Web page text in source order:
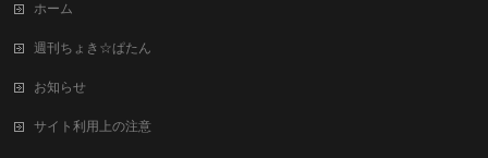
ホーム
週刊ちょき☆ぱたん
お知らせ
サイト利用上の注意